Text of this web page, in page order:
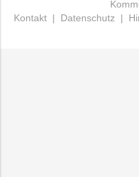
Kontakt | Datenschutz |